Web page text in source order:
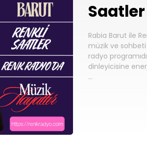
Saatler
Rabia Barut ile
müzik ve
radyo
dinleyicisine
…